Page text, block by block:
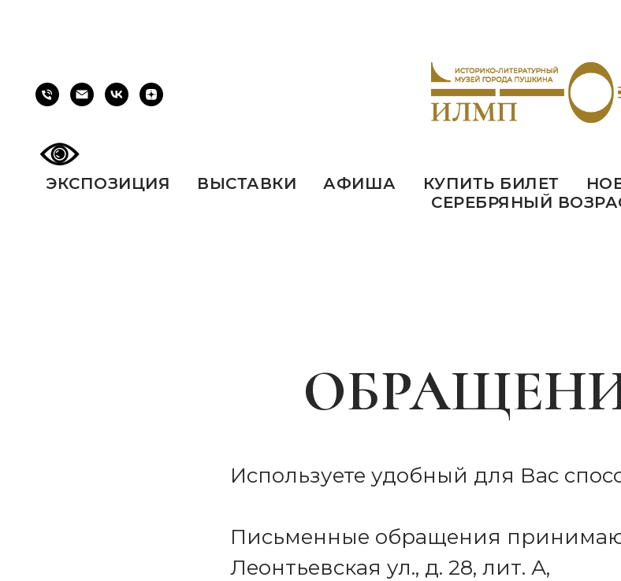
ЭКСПОЗИЦИЯ ВЫСТАВКИ АФИША КУПИТЬ БИЛЕТ
СЕРЕБРЯНЫЙ
Используете удобный для Вас
Письменные обращения
Леонтьевская ул., д. 28, лит. А,